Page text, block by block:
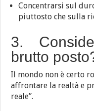
Concentrarsi sul
piuttosto che sulla
3.
brutto
Il mondo non è certo
affrontare la realtà e
reale”.